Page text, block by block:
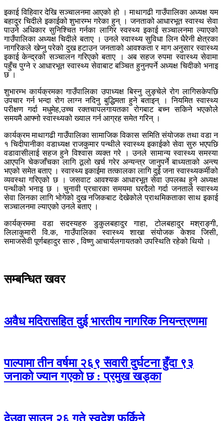
इकाई विहिवार देखि सञ्चालनमा आएको हो । माथागढी गाउँपालिका अध्यक्ष यम
बहादुर चिदीले इकाईको शुभारम्भ गरेका हुन् । जनताको आधारभूत स्वास्थ सेवा
पाउने अधिकार सुनिश्चित गर्नका लागिर स्वस्थ्य इकाई सञ्चालनमा ल्याएको
गाउँपालिका अध्यक्ष चिदीले बताए । उनले स्वास्थ्य सुविधा लिन धैरेनी क्षेत्रका
नागरिकले खेप्नु परेको दुख हटाउन जनताको आवश्कता र माग अनुसार स्वास्थ्य
इकाई केन्द्रको सञ्चालन गरिएको बताए । अब सहज रुपमा स्वास्थ्य सेवामा
पहुँच पुग्ने र आधारभूत स्वास्थ्य सेवाबाट बञ्चित हुनुनपर्ने अध्यक्ष चिदीको भनाइ
छ ।
शुभारम्भ कार्यक्रमका गाउँपालिका उपाध्यक्ष बिस्नु लुङ्चेले रोग लागिसकेपछि
उपचार गर्न भन्दा रोग लाग्न नदिनु बुद्धिमता हुने बताइन् । नियमित स्वास्थ्य
परीक्षण गर्दा मधुमेह,उच्च रक्तचापलगायतका रोगबाट बच्न सकिने भएकोले
समयमै आफ्नो स्वास्थ्यको ख्याल गर्न आग्रह समेत गरिन् ।
कार्यक्रम माथागढी गाउँपालिका सामाजिक विकास समिति संयोजक तथा वडा न
१ चिदीपानीका वडाध्यक्ष राजकुमार पन्थीले स्वास्थ्य इकाईको सेवा सुरु भएपछि
वडावासीलाई सहज हुने विश्वास व्यक्त गरे । उनले सामान्य स्वास्थ्य समस्या
आएपनि चेकजाँचका लागि ठूलो खर्च गरेर अन्यन्त्र जानुपर्ने बाध्यताको अन्त्य
भएको समेत बताए । स्वास्थ्य इकाईमा तत्कालका लागि दुई जना स्वास्थ्यकर्मीको
व्यवस्था गरिएको छ । जसवाट आवश्यक आधारभूत सेवा उपलब्ध हुने अध्यक्ष
पन्थीको भनाइ छ । चुनावी प्रचारका समयमा घरदैलो गर्दा जनताले स्वास्थ्य
सेवा लिनका लागि भोगेको दुख नजिकबाट देखेकोले प्राथमिकताका साथ इकाई
सञ्चालनमा ल्याएको उनले बताए ।
कार्यक्रममा वडा सदस्यहरु डुकुलबहादुर गाहा, टोलबहादुर मश्राङ्गी,
लिलाकुमारी वि.क, गाउँपालिका स्वास्थ्य शाखा संयोजक केशव जिसी,
समाजसेवी पूर्णबहादुर सारु , विष्णु आचार्यलगायतको उपस्थिति रहेको थियो ।
सम्बन्धित खवर
अवैध मदिरासहित दुई भारतीय नागरिक नियन्त्रणमा
पाल्पामा तीन वर्षमा २६९ सवारी दुर्घटना हुँदा ९३
जनाको ज्यान गएको छ : प्रमुख खड्का